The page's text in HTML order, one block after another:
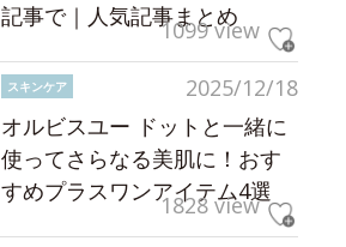
記事で｜人気記事まとめ
1099 view
2025/12/18
スキンケア
オルビスユー ドットと一緒に
使ってさらなる美肌に！おす
すめプラスワンアイテム4選
1828 view